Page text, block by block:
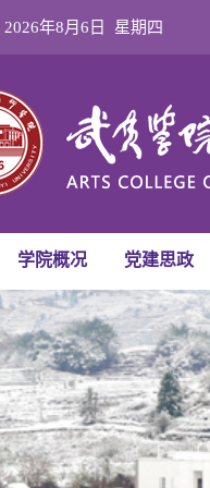
2026年8月6日 星期四
学院概况 党建思政